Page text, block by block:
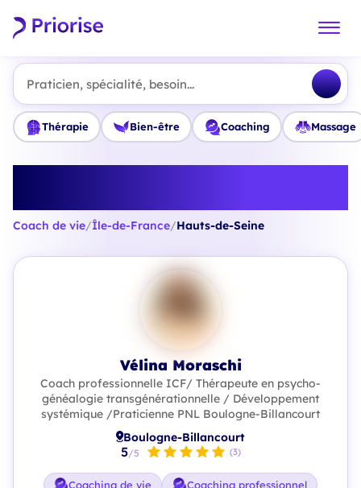
Praticien, spécialité, besoin...
Thérapie Bien-être Coaching Massage
Coach de vie/Île-de-France/Hauts-de-Seine
Vélina Moraschi
Coach professionnelle ICF/ Thérapeute en psycho-
généalogie transgénérationnelle / Développement
systémique /Praticienne PNL Boulogne-Billancourt
Boulogne-Billancourt
5/5 (3)
Coaching de vie
Coaching professionnel